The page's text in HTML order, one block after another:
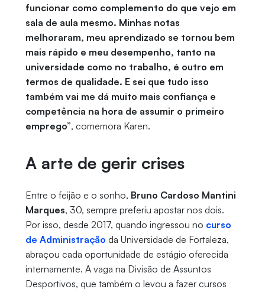
funcionar como complemento do que vejo em
sala de aula mesmo. Minhas notas
melhoraram, meu aprendizado se tornou bem
mais rápido e meu desempenho, tanto na
universidade como no trabalho, é outro em
termos de qualidade. E sei que tudo isso
também vai me dá muito mais confiança e
competência na hora de assumir o primeiro
emprego”, comemora Karen.
A arte de gerir crises
Entre o feijão e o sonho, Bruno Cardoso Mantini
Marques, 30, sempre preferiu apostar nos dois.
Por isso, desde 2017, quando ingressou no curso
de Administração da Universidade de Fortaleza,
abraçou cada oportunidade de estágio oferecida
internamente. A vaga na Divisão de Assuntos
Desportivos, que também o levou a fazer cursos